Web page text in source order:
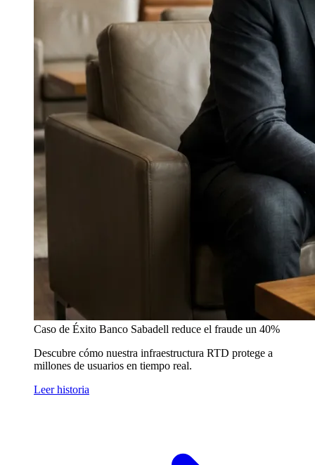
Caso de Éxito Banco Sabadell reduce el fraude un 40%
Descubre cómo nuestra infraestructura RTD protege a
millones de usuarios en tiempo real.
Leer historia